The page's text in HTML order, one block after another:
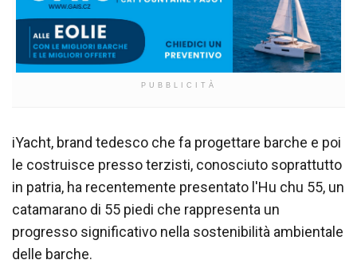
PUBBLICITÀ
iYacht, brand tedesco che fa progettare barche e poi
le costruisce presso terzisti, conosciuto soprattutto
in patria, ha recentemente presentato l'Hu chu 55, un
catamarano di 55 piedi che rappresenta un
progresso significativo nella sostenibilità ambientale
delle barche.